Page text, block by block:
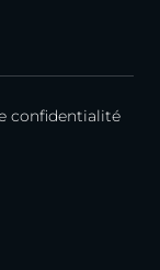
confidentialité